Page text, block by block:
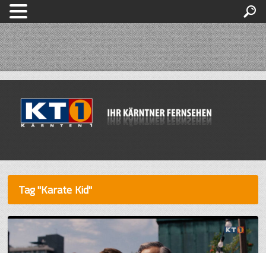
Tag "Karate Kid"